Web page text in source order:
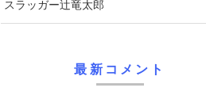
スラッガー辻竜太郎
最新コメント